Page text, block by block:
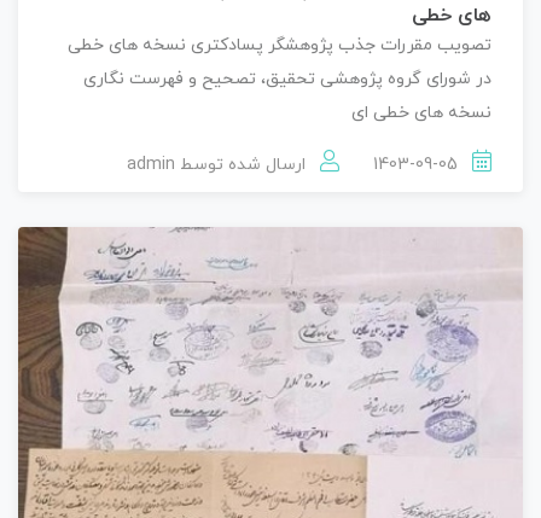
های خطی
تصویب مقررات جذب پژوهشگر پسادکتری نسخه های خطی
در شورای گروه پژوهشی تحقیق، تصحیح و فهرست نگاری
نسخه های خطی ای
ارسال شده توسط admin